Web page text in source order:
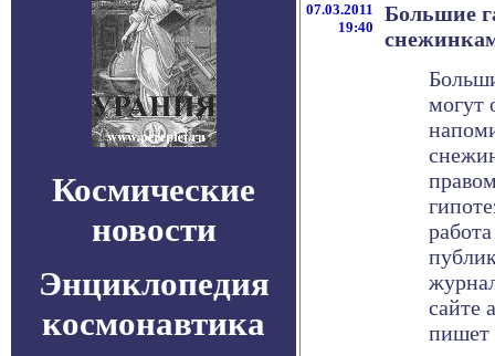
Космические
новости
Энциклопедия
космонавтика
07.03.2011
19:40
Большие
могут
сайте
пишет